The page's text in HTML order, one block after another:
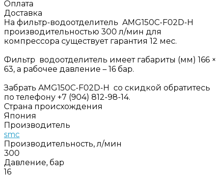
Оплата
Доставка
На фильтр-водоотделитель AMG150C-F02D-H
производительностью 300 л/мин для
компрессора существует гарантия 12 мес.
Фильтр водоотделитель имеет габариты (мм) 166 ×
63, а рабочее давление – 16 бар.
Забрать AMG150C-F02D-H со скидкой обратитесь
по телефону +7 (904) 812-98-14.
Страна происхождения
Япония
Производитель
smc
Производительность, л/мин
300
Давление, бар
16